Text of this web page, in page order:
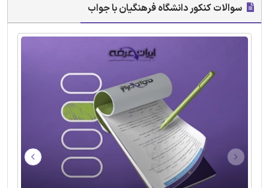
سوالات کنکور دانشگاه فرهنگیان با جواب